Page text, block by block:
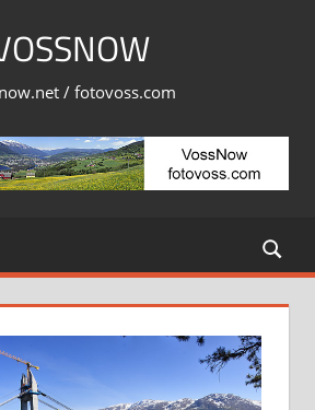
/ fotovoss.com